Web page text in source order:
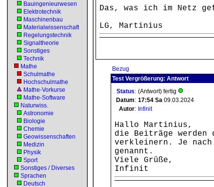
Bauingenieurwesen
Elektrotechnik
Maschinenbau
Materialwissenschaft
Regelungstechnik
Signaltheorie
Sonstiges
Technik
Mathe
Schulmathe
Hochschulmathe
Mathe-Vorkurse
Mathe-Software
Naturwiss.
Astronomie
Biologie
Chemie
Geowissenschaften
Medizin
Physik
Sport
Sonstiges / Diverses
Sprachen
Deutsch
Das, was ich im Netz
LG, Martinius
Bezug
Test Vergrößerung: Antwort
Status: (Antwort) fertig
Datum: 17:54 Sa 09.03.2024
Autor: Infinit
Hallo Martinius,
die Beiträge werden
verkleinern. Je nach
genannt.
Viele Grüße,
Infinit